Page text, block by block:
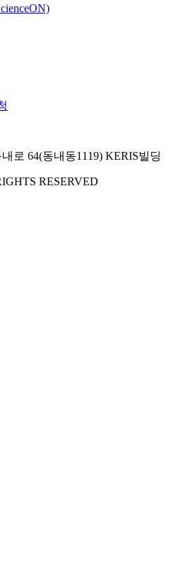
로 64(동내동1119) KERIS빌딩
RESERVED